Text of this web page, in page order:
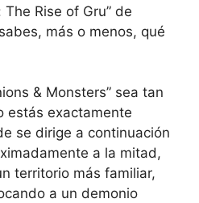
Rise of Gru” de
más o menos, qué
& Monsters” sea tan
estás exactamente
se dirige a continuación
a la mitad,
territorio más familiar,
a un demonio